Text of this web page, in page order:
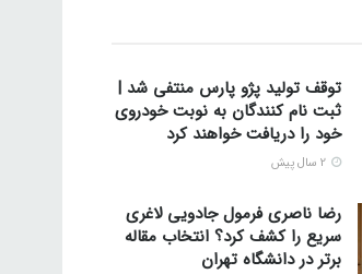
توقف تولید پژو پارس منتفی شد |
ثبت نام کنندگان به نوبت خودروی
خود را دریافت خواهند کرد
رضا ناصری فرمول جادویی لاغری
سریع را کشف کرد؟ انتخاب مقاله
برتر در دانشگاه تهران